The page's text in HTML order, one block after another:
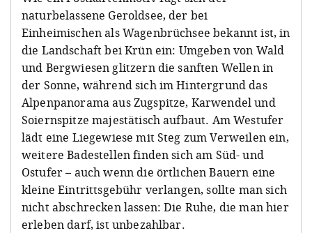
naturbelassene Geroldsee, der bei
Einheimischen als Wagenbrüchsee bekannt ist, in
die Landschaft bei Krün ein: Umgeben von Wald
und Bergwiesen glitzern die sanften Wellen in
der Sonne, während sich im Hintergrund das
Alpenpanorama aus Zugspitze, Karwendel und
Soiernspitze majestätisch aufbaut. Am Westufer
lädt eine Liegewiese mit Steg zum Verweilen ein,
weitere Badestellen finden sich am Süd- und
Ostufer – auch wenn die örtlichen Bauern eine
kleine Eintrittsgebühr verlangen, sollte man sich
nicht abschrecken lassen: Die Ruhe, die man hier
erleben darf, ist unbezahlbar.